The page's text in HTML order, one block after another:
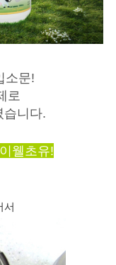
소문!
로
습니다.
웰초유!
서